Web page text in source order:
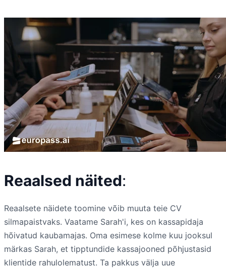
Reaalsed näited:
Reaalsete näidete toomine võib muuta teie CV
silmapaistvaks. Vaatame Sarah'i, kes on kassapidaja
hõivatud kaubamajas. Oma esimese kolme kuu jooksul
märkas Sarah, et tipptundide kassajooned põhjustasid
klientide rahulolematust. Ta pakkus välja uue